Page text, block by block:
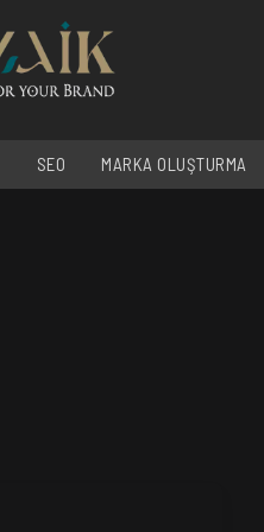
SEO MARKA OLUŞTURMA